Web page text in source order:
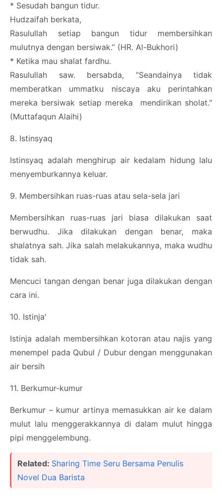
* Sesudah bangun tidur.
Hudzaifah berkata,
Rasulullah setiap bangun tidur membersihkan
mulutnya dengan bersiwak.” (HR. Al-Bukhori)
* Ketika mau shalat fardhu.
Rasulullah saw. bersabda, “Seandainya tidak
memberatkan ummatku niscaya aku perintahkan
mereka bersiwak setiap mereka
mendirikan sholat."
(Muttafaqun Alaihi)
8. Istinsyaq
Istinsyaq adalah menghirup air kedalam hidung lalu
menyemburkannya keluar.
9. Membersihkan ruas-ruas atau sela-sela jari
Membersihkan ruas-ruas jari biasa dilakukan saat
berwudhu. Jika dilakukan dengan benar, maka
shalatnya sah. Jika salah melakukannya, maka wudhu
tidak sah.
Mencuci tangan dengan benar juga dilakukan dengan
cara ini.
10. Istinja'
Istinja adalah membersihkan kotoran atau najis yang
menempel pada Qubul / Dubur dengan menggunakan
air bersih
11. Berkumur-kumur
Berkumur – kumur artinya memasukkan air ke dalam
mulut lalu menggerakkannya di dalam mulut hingga
pipi menggelembung.
Related: Sharing Time Seru Bersama Penulis
Novel Dua Barista